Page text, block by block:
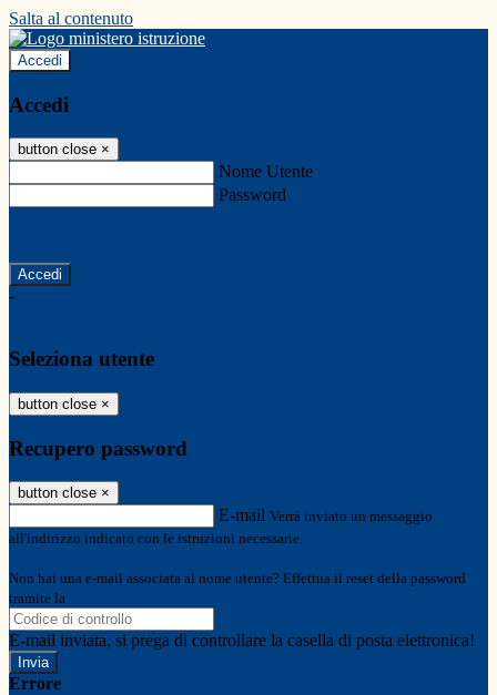
Salta al contenuto
Accedi
Accedi
button close ×
Nome Utente
Password
-
Seleziona utente
button close ×
Recupero password
button close ×
E-mail Verrà inviato un messaggio
all'indirizzo indicato con le istruzioni necessarie.
Non hai una e-mail associata al nome utente? Effettua il reset della password
tramite la
E-mail inviata, si prega di controllare la casella di posta elettronica!
Errore